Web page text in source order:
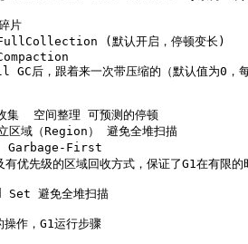
片
(默认开启，停顿变长)
GC后，跟着来一次带压缩的（默认值为0，
集  空间整理 可预测的停顿
区域（Region） 避免全堆扫描
Garbage-First
优先级的区域回收方式，保证了G1在有限的
Set 避免全堆扫描
作，G1运行步骤